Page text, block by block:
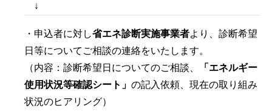
↓
・申込者に対し省エネ診断実施事業者より、診断希望
日等についてご相談の連絡をいたします。
（内容：診断希望日についてのご相談、
「エネルギー
使用状況等確認シート」 の記入依頼、現在の取り組み
状況のヒアリング）